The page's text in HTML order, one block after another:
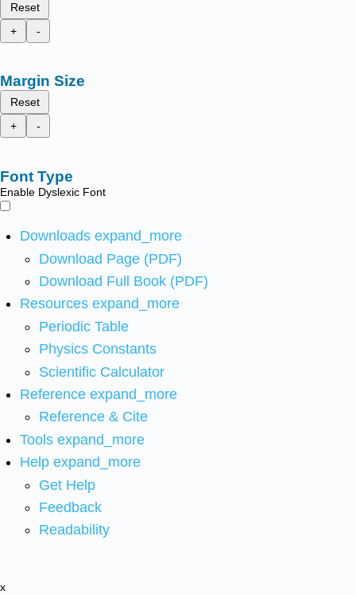
Reset
+
-
Margin Size
Reset
+
-
Font Type
Enable Dyslexic Font
Downloads expand_more
Download Page (PDF)
Download Full Book (PDF)
Resources expand_more
Periodic Table
Physics Constants
Scientific Calculator
Reference expand_more
Reference & Cite
Tools expand_more
Help expand_more
Get Help
Feedback
Readability
x